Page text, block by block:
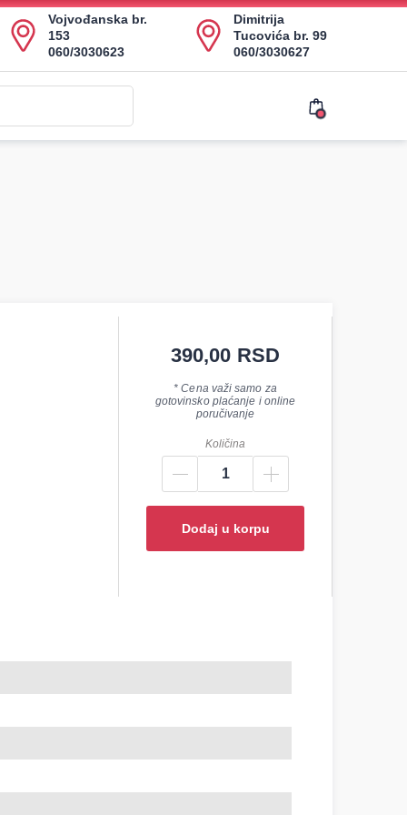
Vojvođanska br.
153
060/3030623
Dimitrija
Tucovića br. 99
060/3030627
390,00 RSD
* Cena važi samo za
gotovinsko plaćanje i online
poručivanje
Količina
Dodaj u korpu